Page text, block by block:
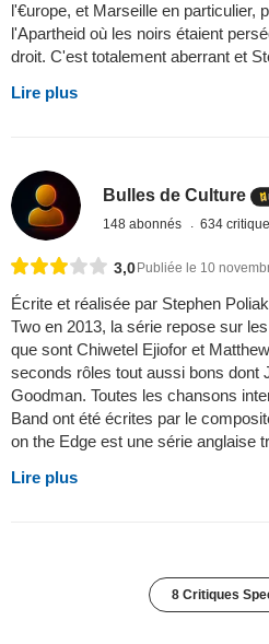
l'€urope, et Marseille en particulier,
l'Apartheid où les noirs étaient
droit. C'est totalement aberrant et
Lire plus
Bulles de Culture
148 abonnés 634
3,0 Publiée le 10
Écrite et réalisée par Stephen
Two en 2013, la série repose sur
que sont Chiwetel Ejiofor et
seconds rôles tout aussi bons dont
Goodman. Toutes les chansons
Band ont été écrites par le
on the Edge est une série anglaise
Lire plus
8 Critiques